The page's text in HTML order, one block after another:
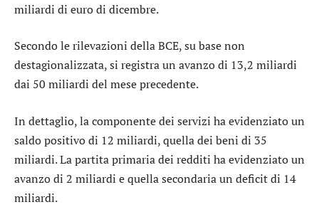
miliardi di euro di dicembre.
Secondo le rilevazioni della BCE, su base non
destagionalizzata, si registra un avanzo di 13,2 miliardi
dai 50 miliardi del mese precedente.
In dettaglio, la componente dei servizi ha evidenziato un
saldo positivo di 12 miliardi, quella dei beni di 35
miliardi. La partita primaria dei redditi ha evidenziato un
avanzo di 2 miliardi e quella secondaria un deficit di 14
miliardi.